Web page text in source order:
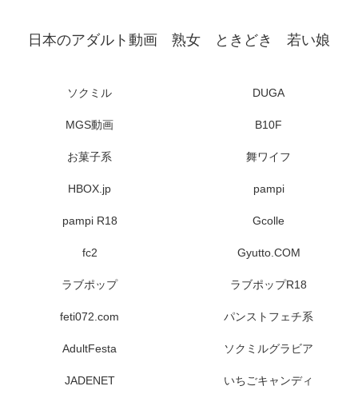
日本のアダルト動画 熟女 ときどき 若い娘
ソクミル DUGA
MGS動画 B10F
お菓子系 舞ワイフ
HBOX.jp pampi
pampi R18 Gcolle
fc2 Gyutto.COM
ラブポップ ラブポップR18
feti072.com パンストフェチ系
AdultFesta ソクミルグラビア
JADENET いちごキャンディ